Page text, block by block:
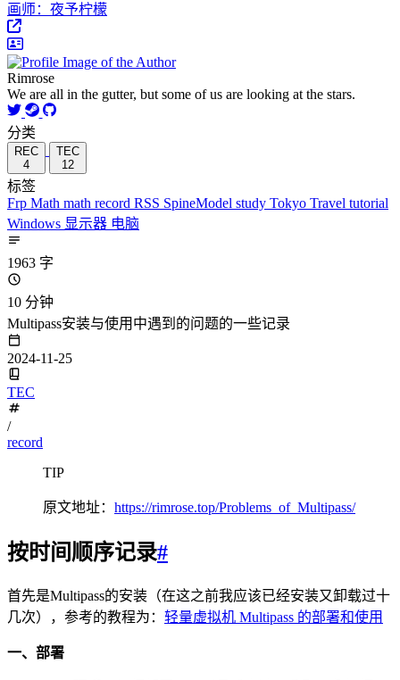
画师：夜予柠檬
Rimrose
We are all in the gutter, but some of us are looking at the stars.
分类
REC
4
TEC
12
标签
Frp Math math record RSS SpineModel study Tokyo Travel tutorial
Windows 显示器 电脑
1963 字
10 分钟
Multipass安装与使用中遇到的问题的一些记录
2024-11-25
TEC
/
record
TIP
原文地址： https://rimrose.top/Problems_of_Multipass/
按时间顺序记录#
首先是Multipass的安装（在这之前我应该已经安装又卸载过十
几次），参考的教程为： 轻量虚拟机 Multipass 的部署和使用
一、部署